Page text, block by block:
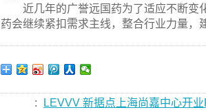
近几年的广誉远国药为了适应不断变
药会继续紧扣需求主线，整合行业力量，
:
LEVVV 新据点上海尚嘉中心开